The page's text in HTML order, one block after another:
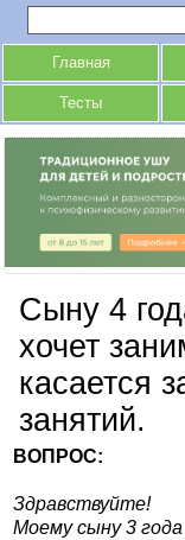
Главная
Тесты
Сыну 4
хочет
касается
занятий.
ВОПРОС:
Здравствуйте!
Моему сыну 3